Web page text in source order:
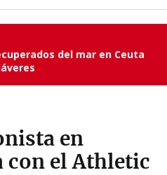
del mar en Ceuta
en
con el Athletic